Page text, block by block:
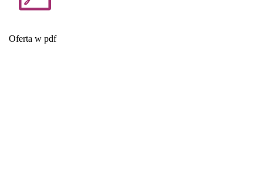
Oferta w pdf